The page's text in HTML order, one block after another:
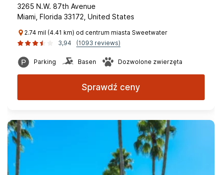
3265 N.W. 87th Avenue
Miami, Florida 33172, United States
2.74 mil (4.41 km) od centrum miasta Sweetwater
3,94
(1093 reviews)
Parking Basen Dozwolone zwierzęta
Sprawdź ceny